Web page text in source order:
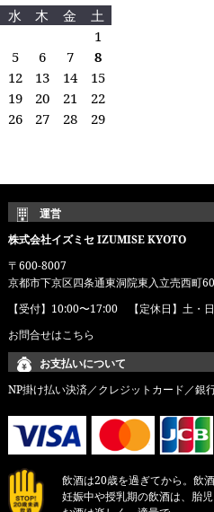
水 木 金
土
1
5 6 7
8
12 13 14
15
19 20 21
22
26 27 28
29
運営
株式会社イズミセ IZUMISE KYOTO
〒600-8007
京都市下京区四条通東洞院東入立売西町
【受付】10:00〜17:00 【定休日】土・日
お問合せはこちら
お支払いについて
NP掛け払い決済／クレジットカード／銀
飲酒は20歳を過ぎてから。飲
妊娠中や授乳期の飲酒は、胎